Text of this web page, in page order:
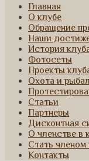
Главная
О клубе
Обращение
Наши
История
Фотосеты
Проекты
Охота и
Статьи
Партнеры
Дисконтная
О членстве в
Стать членом
Контакты